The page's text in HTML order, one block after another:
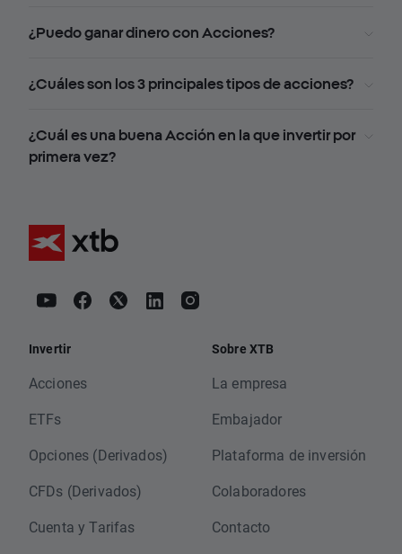
¿Puedo ganar dinero con Acciones?
¿Cuáles son los 3 principales tipos de acciones?
¿Cuál es una buena Acción en la que invertir por
primera vez?
Invertir
Acciones
ETFs
Opciones (Derivados)
CFDs (Derivados)
Cuenta y Tarifas
Sobre XTB
La empresa
Embajador
Plataforma de inversión
Colaboradores
Contacto